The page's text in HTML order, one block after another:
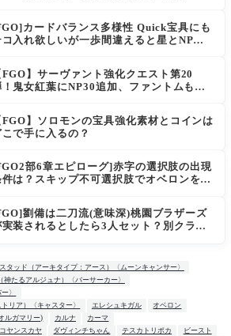
カードバランス多様性 Quick宝具にも
コ入れ欲しいが一歩間違えると星とNP楽
FGO】サーヴァント強化クエスト第20
！鬼女紅葉にNP30追加、ファントムも大
FGO】ソロモンの宝具強化素材とコインは
こで手に入るの？
部6章エピローグ]赤字の選択肢の出現
件は？スキップ不可選択肢でオベロンを疑
劉備は二刀流(意味深)桃園ブラザーズ
実装されるとしたら3人セット？別クラス
タッド（アーキタイプ：アース）〈ムーンキャンサー〉
神たるアルジュナ）〈バーサーカー〉
〉
リア）〈キャスター〉
エレシュキガル
オベロン
ルガマリー)
カルナ
カーマ
コヤンスカヤ ダヴィンチちゃん テスカトリポカ
ビースト